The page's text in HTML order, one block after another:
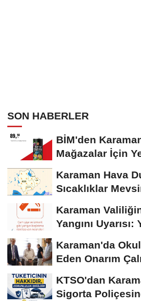
SON HABERLER
BİM'den
Mağazalar İçin
Karaman Hava
Sıcaklıklar
Seyrediyor
Karaman
Yangını Uyarısı:
Karaman'da
Eden Onarım
KTSO'dan
Sigorta